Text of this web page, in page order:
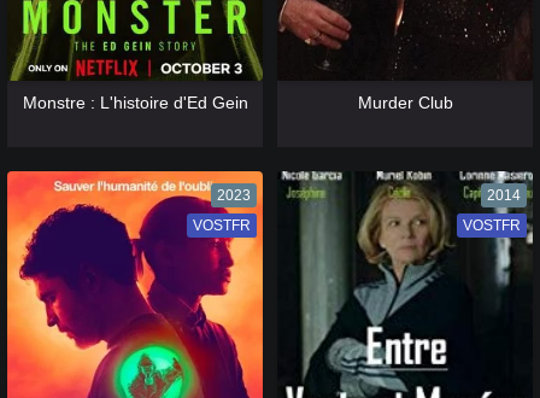
Monstre : L'histoire d'Ed Gein Murder Club
2023
VF
VOSTFR
2014
VF
VOSTFR